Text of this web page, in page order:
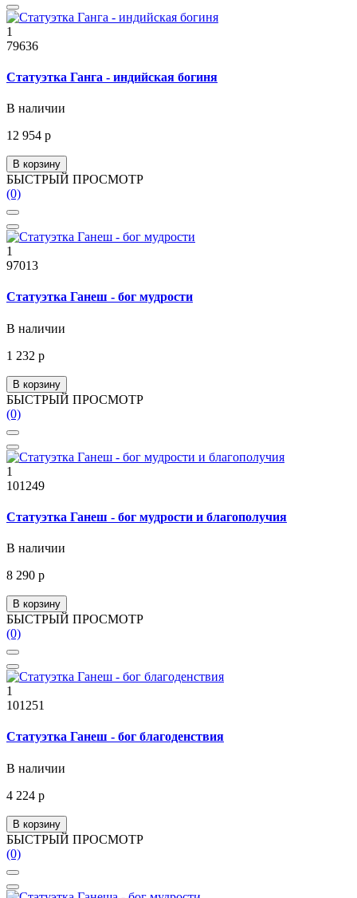
1
79636
Статуэтка Ганга - индийская богиня
В наличии
12 954 р
В корзину
БЫСТРЫЙ ПРОСМОТР
(0)
1
97013
Статуэтка Ганеш - бог мудрости
В наличии
1 232 р
В корзину
БЫСТРЫЙ ПРОСМОТР
(0)
1
101249
Статуэтка Ганеш - бог мудрости и благополучия
В наличии
8 290 р
В корзину
БЫСТРЫЙ ПРОСМОТР
(0)
1
101251
Статуэтка Ганеш - бог благоденствия
В наличии
4 224 р
В корзину
БЫСТРЫЙ ПРОСМОТР
(0)